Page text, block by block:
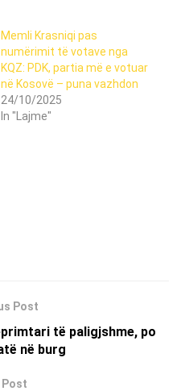
Memli Krasniqi pas
numërimit të votave nga
KQZ: PDK, partia më e votuar
në Kosovë – puna vazhdon
24/10/2025
In "Lajme"
Post
të paligjshme, po
në burg
Post